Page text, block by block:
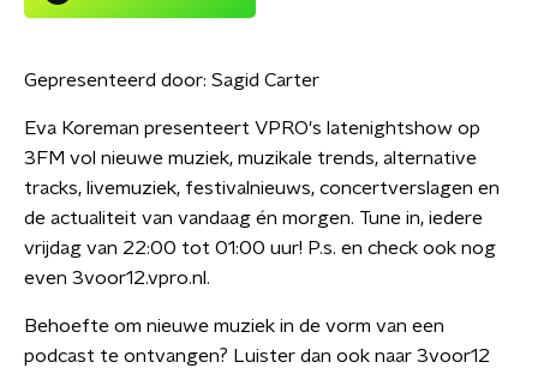
Gepresenteerd door: Sagid Carter
Eva Koreman presenteert VPRO's latenightshow op
3FM vol nieuwe muziek, muzikale trends, alternative
tracks, livemuziek, festivalnieuws, concertverslagen en
de actualiteit van vandaag én morgen. Tune in, iedere
vrijdag van 22:00 tot 01:00 uur! P.s. en check ook nog
even 3voor12.vpro.nl.
Behoefte om nieuwe muziek in de vorm van een
podcast te ontvangen? Luister dan ook naar 3voor12